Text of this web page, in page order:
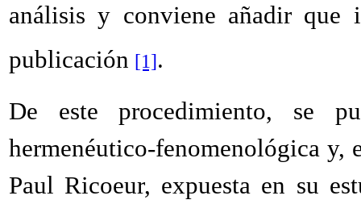
análisis y conviene añadir que
publicación [1].
De este procedimiento, se
hermenéutico-fenomenológica y,
Paul Ricoeur, expuesta en su